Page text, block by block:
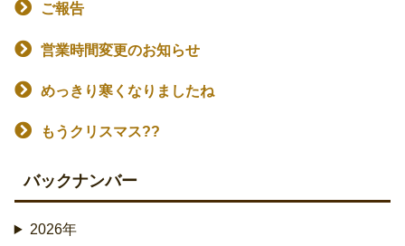
ご報告
営業時間変更のお知らせ
めっきり寒くなりましたね
もうクリスマス??
バックナンバー
2026年